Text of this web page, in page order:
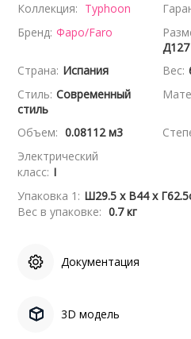
Коллекция: Typhoon
Бренд: Фаро/Faro
Страна: Испания Вес:
Стиль: Современный
стиль
Объем: 0.08112 м3
Электрический
класс: I
Упаковка 1: Ш29.5 x В44 x
Вес в упаковке: 0.7 кг
Документация
3D модель